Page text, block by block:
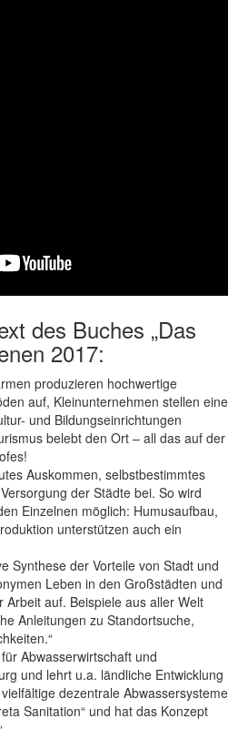
des Buches „Das
2017:
produzieren hochwertige
auf, Kleinunternehmen stellen eine
und Bildungseinrichtungen
belebt den Ort – all das auf der
Auskommen, selbstbestimmtes
der Städte bei. So wird
Einzelnen möglich: Humusaufbau,
unterstützen auch ein
Synthese der Vorteile von Stadt und
Leben in den Großstädten und
auf. Beispiele aus aller Welt
Anleitungen zu Standortsuche,
Abwasserwirtschaft und
und lehrt u.a. ländliche Entwicklung
dezentrale Abwassersysteme
Sanitation“ und hat das Konzept